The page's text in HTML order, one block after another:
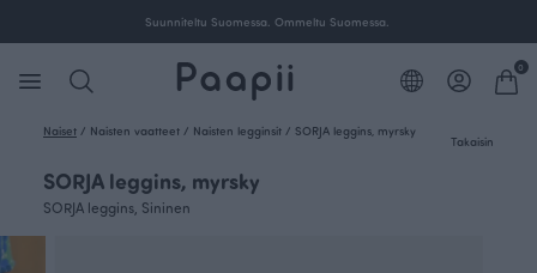
Suunniteltu Suomessa. Ommeltu Suomessa.
0
Naiset / Naisten vaatteet / Naisten legginsit / SORJA leggins, myrsky
Takaisin
SORJA leggins, myrsky
SORJA leggins, Sininen